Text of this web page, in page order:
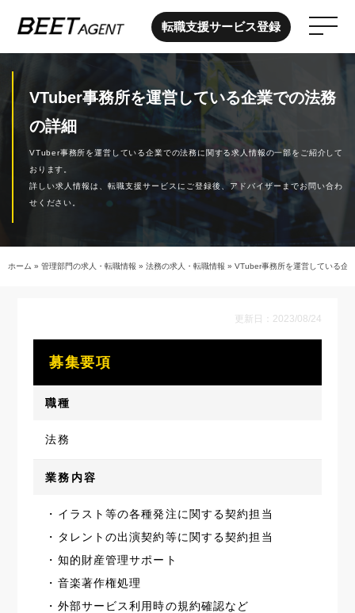
転職支援サービス登録
VTuber事務所を運営している企業での法務
の詳細
VTuber事務所を運営している企業での法務に関する求人情報の一部をご紹介して
おります。
詳しい求人情報は、転職支援サービスにご登録後、アドバイザーまでお問い合わ
せください。
ホーム » 管理部門の求人・転職情報 » 法務の求人・転職情報 » VTuber事務所を運営している企
更新日：2023/08/24
募集要項
職種
法務
業務内容
・イラスト等の各種発注に関する契約担当
・タレントの出演契約等に関する契約担当
・知的財産管理サポート
・音楽著作権処理
・外部サービス利用時の規約確認など